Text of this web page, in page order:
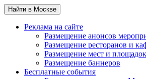
Найти в Москве
Реклама на сайте
Размещение анонсов
Размещение ресторанов и
Размещение мест и площадок
Размещение баннеров
Бесплатные события